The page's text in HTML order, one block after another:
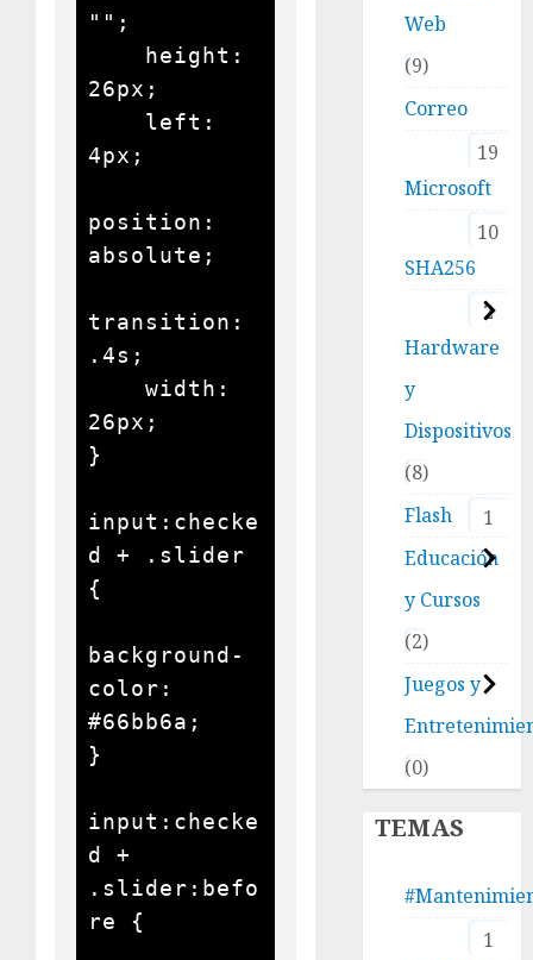
"";
26px;
4px;
position:
absolute;
transition:
.4s;
26px;
}
input:checke
d + .slider
{
background-
color:
#66bb6a;
}
input:checke
d +
.slider:befo
re {
Web
9
Correo
19
Microsoft
10
SHA256
2
Hardware
y
Dispositivos
8
Flash
1
Educación
y Cursos
2
Juegos y
0
TEMAS
1